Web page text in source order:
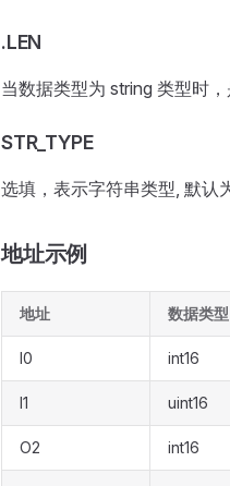
.LEN
当数据类型为 string 类型时
STR_TYPE
选填，表示字符串类型, 默认
地址示例
地址 数据类型
I0 int16
I1 uint16
O2 int16